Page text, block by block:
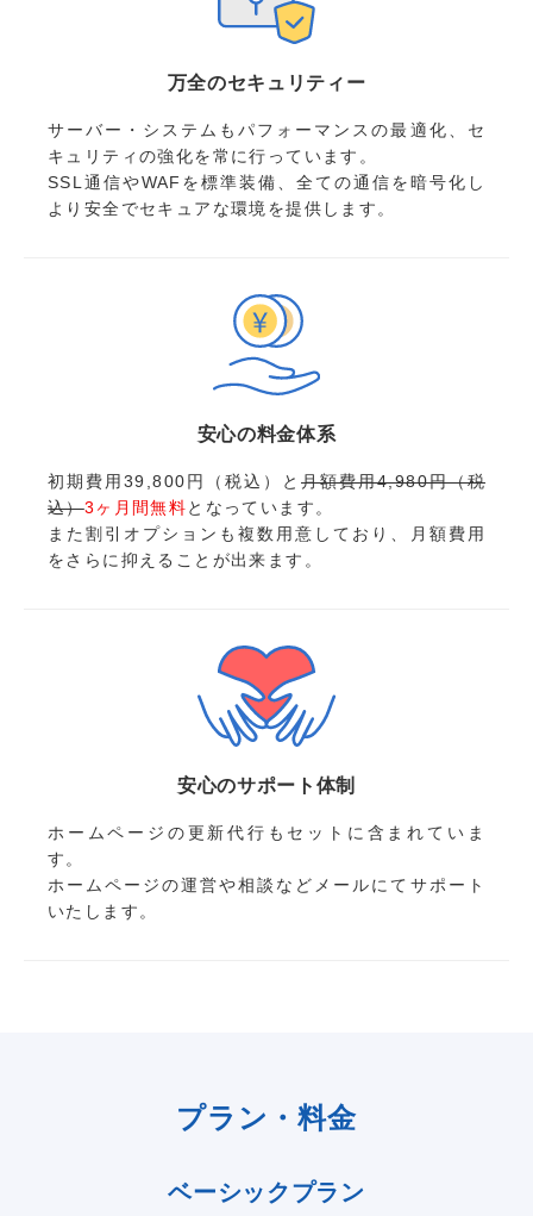
万全のセキュリティー
サーバー・システムもパフォーマンスの最適化、セ
キュリティの強化を常に行っています。
SSL通信やWAFを標準装備、全ての通信を暗号化し
より安全でセキュアな環境を提供します。
安心の料金体系
初期費用39,800円（税込）と 月額費用4,980円（税
込）3ヶ月間無料となっています。
また割引オプションも複数用意しており、月額費用
をさらに抑えることが出来ます。
安心のサポート体制
ホームページの更新代行もセットに含まれていま
す。
ホームページの運営や相談などメールにてサポート
いたします。
プラン・料金
ベーシックプラン